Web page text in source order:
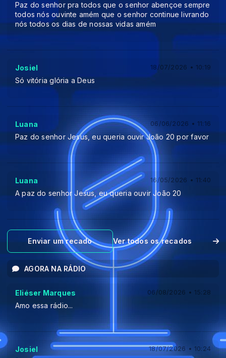
Paz do senhor pra todos que o senhor abençoe sempre
todos nós ouvinte amém que o senhor continue livrando
nós todos os dias de nossas vidas amém
Josiel 18/07/2026 • 10:19
Só vitória glória a Deus
Luana 06/06/2026 • 11:16
Paz do senhor Jesus, eu queria ouvir João 20 por favor
Luana 16/05/2026 • 11:40
A paz do senhor Jesus, eu queria ouvir João 20
Enviar um recado Ver todos os recados
AGORA NA RÁDIO
Eliéser Marques 06/08/2026 • 15:28
Amo essa rádio...
Josiel 18/07/2026 • 10:24